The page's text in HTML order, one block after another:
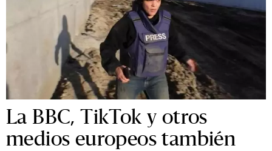
La BBC, TikTok y otros
medios europeos también